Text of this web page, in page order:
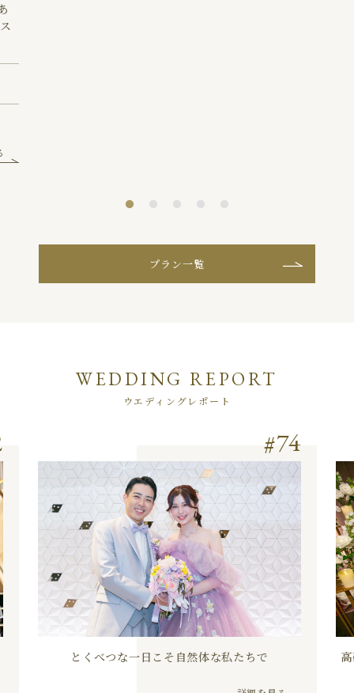
プラン一覧
WEDDING REPORT
ウエディングレポート
74
とくべつな一日こそ自然体な私たちで